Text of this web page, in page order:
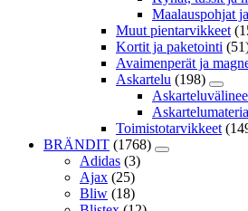
Maalauspohjat
Muut pientarvikkeet
Kortit ja paketointi
Avaimenperät ja
Askartelu (198)
Toimistotarvikkeet
BRÄNDIT (1768)
Adidas (3)
Ajax (25)
Bliw (18)